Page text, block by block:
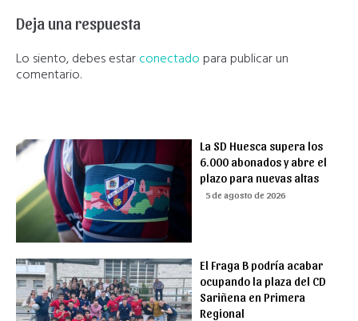
Deja una respuesta
Lo siento, debes estarconectado para publicar un
comentario.
La SD Huesca supera los
6.000 abonados y abre el
plazo para nuevas altas
5 de agosto de 2026
El Fraga B podría acabar
ocupando la plaza del CD
Sariñena en Primera
Regional